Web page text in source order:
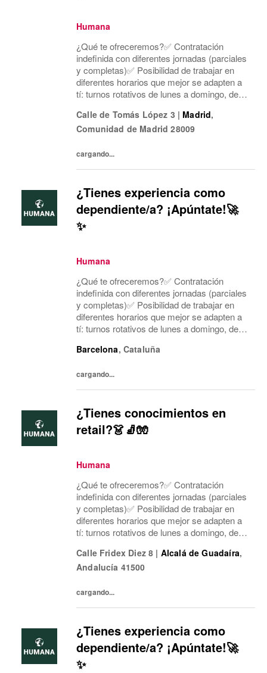
Humana
¿Qué te ofreceremos?✅ Contratación
indefinida con diferentes jornadas (parciales
y completas)✅ Posibilidad de trabajar en
diferentes horarios que mejor se adapten a
tí: turnos rotativos de lunes a domingo, de
laboral en cinco días a la semana y dos días
mí...
Calle de Tomás López 3 | Madrid,
Comunidad de Madrid 28009
cargando...
¿Tienes experiencia como
dependiente/a? ¡Apúntate!🚀
✨
Humana
¿Qué te ofreceremos?✅ Contratación
indefinida con diferentes jornadas (parciales
y completas)✅ Posibilidad de trabajar en
diferentes horarios que mejor se adapten a
tí: turnos rotativos de lunes a domingo, de
laboral en cinco días a la semana y dos días
Barcelona, Cataluña
cargando...
¿Tienes conocimientos en
retail?👗🧦🧤
Humana
¿Qué te ofreceremos?✅ Contratación
indefinida con diferentes jornadas (parciales
y completas)✅ Posibilidad de trabajar en
diferentes horarios que mejor se adapten a
tí: turnos rotativos de lunes a domingo, de
laboral en cinco días a la semana y dos días
mí...
Calle Fridex Diez 8 | Alcalá de Guadaíra,
Andalucía 41500
cargando...
¿Tienes experiencia como
dependiente/a? ¡Apúntate!🚀
✨